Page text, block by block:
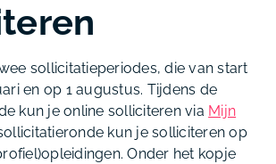
sollicitatieperiodes, die van start
en op 1 augustus. Tijdens de
kun je online solliciteren via Mijn
kun je solliciteren op
Onder het kopje